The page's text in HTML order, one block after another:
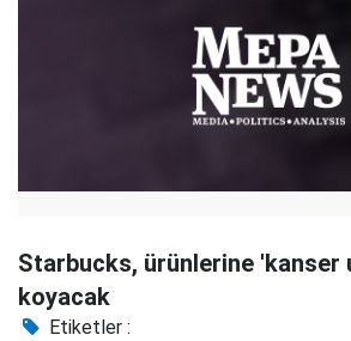
Starbucks, ürünlerine 'kanser
koyacak
Etiketler :